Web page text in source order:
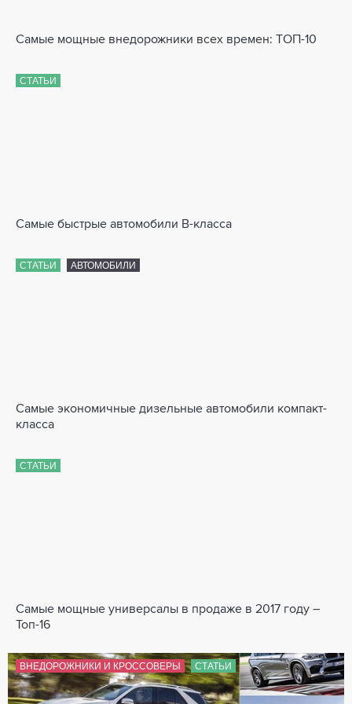
Самые мощные внедорожники всех времен: ТОП-10
СТАТЬИ
Самые быстрые автомобили B-класса
СТАТЬИ АВТОМОБИЛИ
Самые экономичные дизельные автомобили компакт-
класса
СТАТЬИ
Самые мощные универсалы в продаже в 2017 году –
Топ-16
ВНЕДОРОЖНИКИ И КРОССОВЕРЫ СТАТЬИ